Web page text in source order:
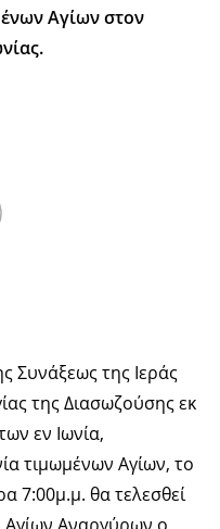
Αγίων στον
Συνάξεως της Ιεράς
της Διασωζούσης εκ
εν Ιωνία,
τιμωμένων Αγίων, το
7:00μ.μ. θα τελεσθεί